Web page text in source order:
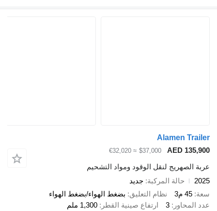
Alamen Trailer
AED 135,900
$37,000
≈ €32,020
عربة الصهريج لنقل الوقود ومواد التشحيم
2025
حالة المركبة جديد
سعة 45 م3 نظام التعليق
بضغط الهواء/بضغط الهواء
عدد المحاور
3 ارتفاع صينية القطر
1,300 ملم